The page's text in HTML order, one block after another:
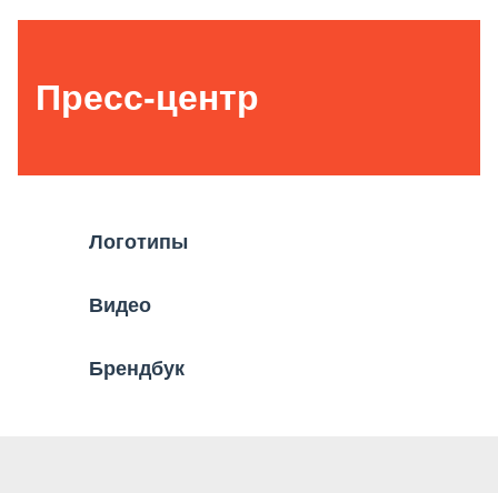
Пресс-центр
Логотипы
Видео
Брендбук